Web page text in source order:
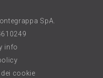
SpA.
info
cookie